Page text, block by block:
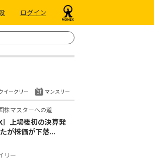
ログイン
株マスターへの道
］上場後初の決算発
が株価が下落...
リー
イークリー マンスリー